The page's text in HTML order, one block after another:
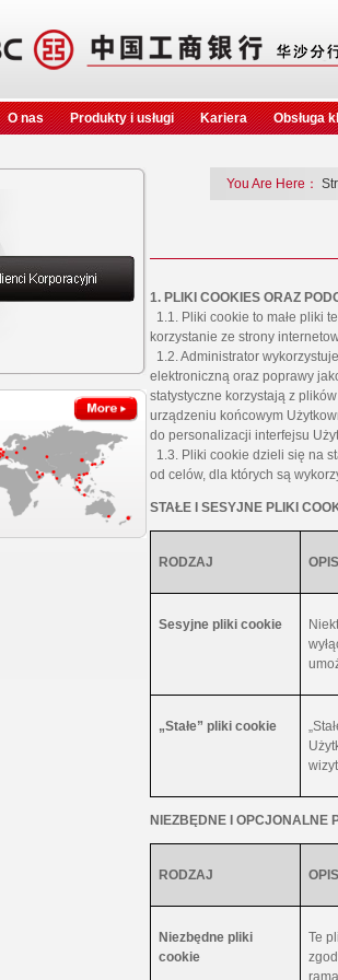
O nas Produkty i usługi Kariera Obsługa
You Are Here：
1. PLIKI COOKIES ORAZ
1.1. Pliki cookie to małe pliki
korzystanie ze strony
1.2. Administrator
elektroniczną oraz poprawy
statystyczne korzystają z
urządzeniu końcowym
do personalizacji interfejsu
1.3. Pliki cookie dzieli się na
od celów, dla których są
STAŁE I SESYJNE PLIKI
RODZAJ OPIS
Sesyjne pliki cookie
„Stałe” pliki cookie
NIEZBĘDNE I OPCJONALNE
RODZAJ OPIS
Niezbędne pliki
cookie
Te